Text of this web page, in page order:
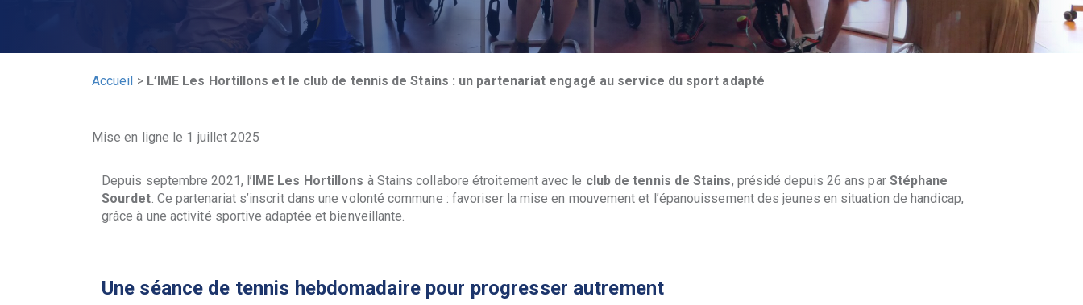
Accueil > L’IME Les Hortillons et le club de tennis de Stains : un partenariat engagé au service du sport adapté
Mise en ligne le 1 juillet 2025
Depuis septembre 2021, l’IME Les Hortillons à Stains collabore étroitement avec le club de tennis de Stains, présidé depuis 26 ans par Stéphane
Sourdet. Ce partenariat s’inscrit dans une volonté commune : favoriser la mise en mouvement et l’épanouissement des jeunes en situation de handicap,
grâce à une activité sportive adaptée et bienveillante.
Une séance de tennis hebdomadaire pour progresser autrement